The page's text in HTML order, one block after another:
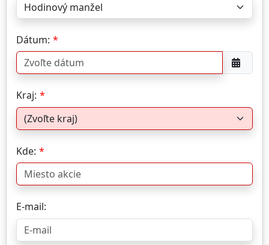
Dátum:
Kraj:
Kde:
E-mail: